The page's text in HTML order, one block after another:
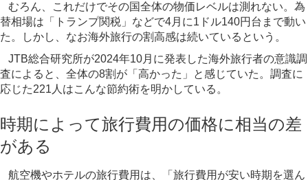
むろん、これだけでその国全体の物価レベルは測れない。為
替相場は「トランプ関税」などで4月に1ドル140円台まで動い
た。しかし、なお海外旅行の割高感は続いているという。
JTB総合研究所が2024年10月に発表した海外旅行者の意識調
査によると、全体の8割が「高かった」と感じていた。調査に
応じた221人はこんな節約術を明かしている。
時期によって旅行費用の価格に相当の差
がある
航空機やホテルの旅行費用は、「旅行費用が安い時期を選ん